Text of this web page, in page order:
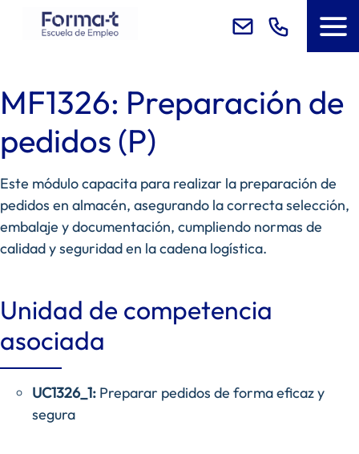
MF1326: Preparación de
pedidos (P)
Este módulo capacita para realizar la preparación de
pedidos en almacén, asegurando la correcta selección,
embalaje y documentación, cumpliendo normas de
calidad y seguridad en la cadena logística.
Unidad de competencia
asociada
UC1326_1: Preparar pedidos de forma eficaz y
segura